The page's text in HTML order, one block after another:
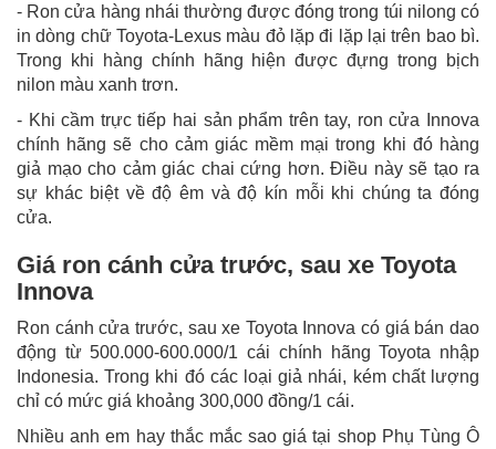
- Ron cửa hàng nhái thường được đóng trong túi nilong có
in dòng chữ Toyota-Lexus màu đỏ lặp đi lặp lại trên bao bì.
Trong khi hàng chính hãng hiện được đựng trong bịch
nilon màu xanh trơn.
- Khi cầm trực tiếp hai sản phẩm trên tay, ron cửa Innova
chính hãng sẽ cho cảm giác mềm mại trong khi đó hàng
giả mạo cho cảm giác chai cứng hơn. Điều này sẽ tạo ra
sự khác biệt về độ êm và độ kín mỗi khi chúng ta đóng
cửa.
Giá ron cánh cửa trước, sau xe Toyota
Innova
Ron cánh cửa trước, sau xe Toyota Innova có giá bán dao
động từ 500.000-600.000/1 cái chính hãng Toyota nhập
Indonesia. Trong khi đó các loại giả nhái, kém chất lượng
chỉ có mức giá khoảng 300,000 đồng/1 cái.
Nhiều anh em hay thắc mắc sao giá tại shop Phụ Tùng Ô